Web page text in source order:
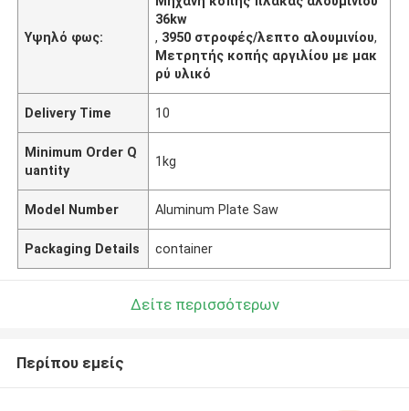
Υψηλό φως:
36kw
, 3950 στροφές/λεπτο αλουμινίου,
Μετρητής κοπής αργιλίου με μακ
ρύ υλικό
Delivery Time 10
Minimum Order Q
uantity
1kg
Model Number Aluminum Plate Saw
Packaging Details container
Δείτε περισσότερων
Περίπου εμείς